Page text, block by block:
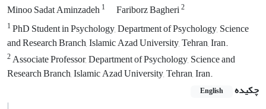
Minoo Sadat Aminzadeh1 Fariborz Bagheri2
1PhD Student in Psychology, Department of Psychology, Science
and Research Branch, Islamic Azad University, Tehran, Iran.
2Associate Professor, Department of Psychology, Science and
Research Branch, Islamic Azad University, Tehran, Iran.
چکیده
English